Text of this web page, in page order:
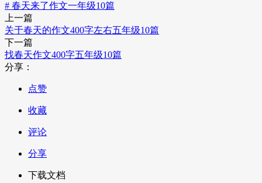
# 春天来了作文一年级10篇
上一篇
关于春天的作文400字左右五年级10篇
下一篇
找春天作文400字五年级10篇
分享：
点赞
收藏
评论
分享
下载文档